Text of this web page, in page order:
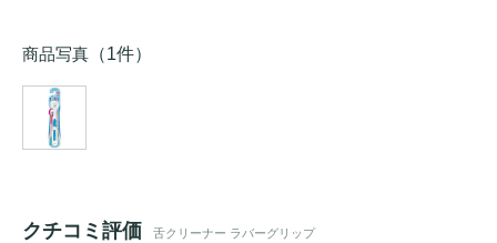
商品写真 （1件）
クチコミ評価 舌クリーナー ラバーグリップ